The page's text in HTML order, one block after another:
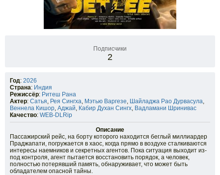
Подписчики
2
Год: 2026
Страна: Индия
Режиссёр: Ритеш Рана
Актер: Сатья, Рея Сингха, Мэтью Варгезе, Шайладжа Рао Дурвасула,
Веннела Кишор, Аджай, Кабир Духан Сингх, Вадламани Шринивас
Качество: WEB-DLRip
Описание
Пассажирский рейс, на борту которого находится беглый миллиардер
Праджапати, погружается в хаос, когда прямо в воздухе сталкиваются
интересы наемников и секретных агентов. Пока ситуация выходит из-
под контроля, агент пытается восстановить порядок, а человек,
полностью потерявший память, обнаруживает, что может быть
обладателем опасной тайны.